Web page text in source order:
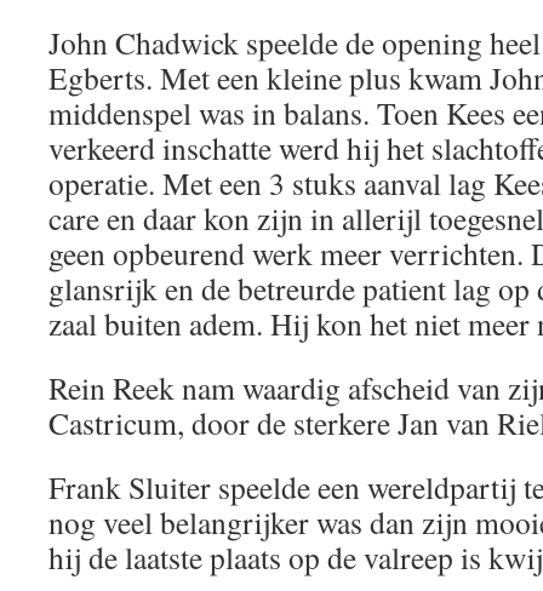
John Chadwick speelde de opening
Egberts. Met een kleine plus kwam
middenspel was in balans. Toen Kees
verkeerd inschatte werd hij het
operatie. Met een 3 stuks aanval lag
care en daar kon zijn in allerijl
geen opbeurend werk meer verrichten.
glansrijk en de betreurde patient lag op
zaal buiten adem. Hij kon het niet
Rein Reek nam waardig afscheid van
Castricum, door de sterkere Jan van
Frank Sluiter speelde een wereldpartij
nog veel belangrijker was dan zijn
hij de laatste plaats op de valreep is